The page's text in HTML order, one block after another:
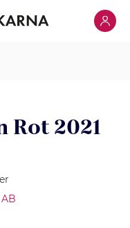
Klicka
Rot 2021